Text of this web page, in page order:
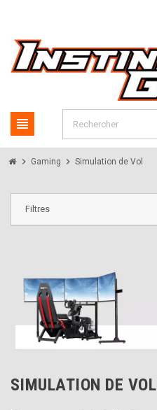
view_headline
chevron_right Gaming chevron_right Simulation de Vol
Filtres
SIMULATION DE VOL